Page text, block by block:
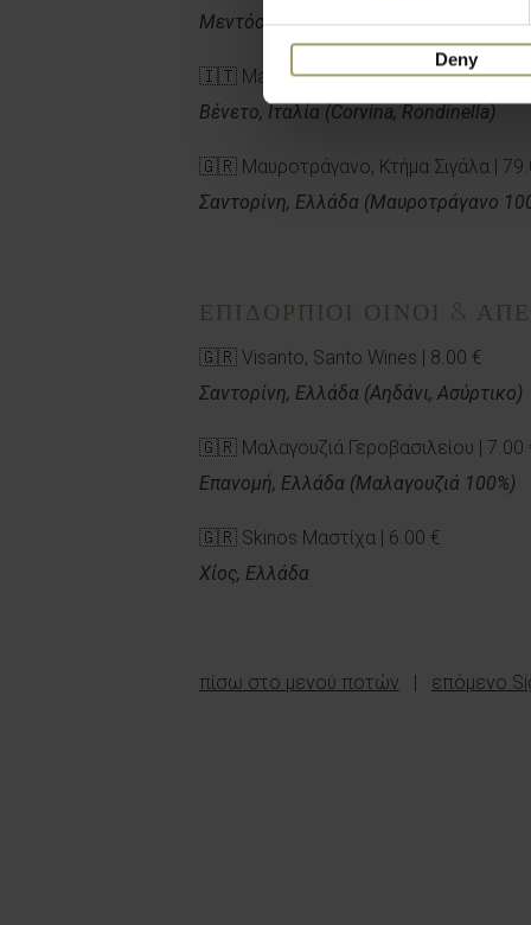
Deny
Μεντόσα, Αργεντινή (Malbec 100%)
🇮🇹 Mazzi Amarone Della Valpolicella
Βένετο, Ιταλία (Corvina, Rondinella)
🇬🇷 Μαυροτράγανο, Κτήμα Σιγάλα |
Σαντορίνη, Ελλάδα (Μαυροτράγανο
ΕΠΙΔΟΡΠΙΟΙ ΟΙΝΟΙ &
🇬🇷 Visanto, Santo Wines | 8.00 €
Σαντορίνη, Ελλάδα (Αηδάνι, Ασύρτικο)
🇬🇷 Μαλαγουζιά Γεροβασιλείου | 7.00
Επανομή, Ελλάδα (Μαλαγουζιά 100%)
🇬🇷 Skinos Μαστίχα | 6.00 €
Χίος, Ελλάδα
πίσω στο μενού ποτών | επόμενο